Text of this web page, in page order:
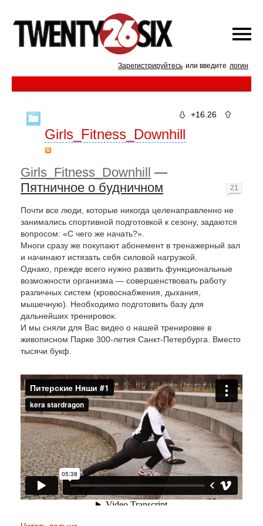
Зарегистрируйтесь или введите логин
+16.26
Girls_Fitness_Downhill
Girls_Fitness_Downhill —
Пятничное о будничном
Почти все люди, которые никогда целенаправленно не
занимались спортивной подготовкой к сезону, задаются
вопросом: «С чего же начать?».
Многи сразу же покупают абонемент в тренажерный зал
и начинают истязать себя силовой нагрузкой.
Однако, прежде всего нужно развить функциональные
возможности организма — совершенствовать работу
различных систем (кровоснабжения, дыхания,
мышечную). Необходимо подготовить базу для
дальнейших тренировок.
И мы сняли для Вас видео о нашей тренировке в
живописном Парке 300-летия Санкт-Петербурга. Вместо
тысячи букф.
21